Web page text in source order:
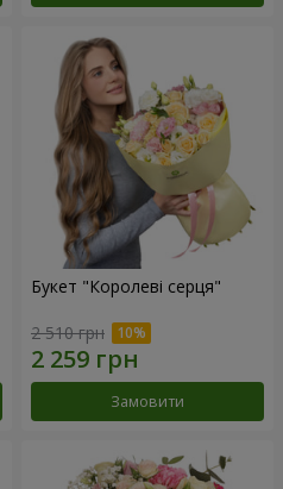
Букет "Королеві серця"
2 510 грн
Замовити